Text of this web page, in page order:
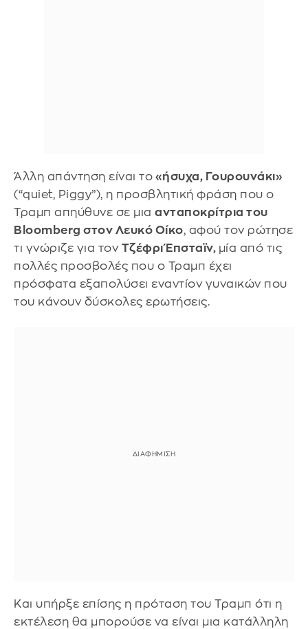
Άλλη απάντηση είναι το «ήσυχα, Γουρουνάκι»
(“quiet, Piggy”), η προσβλητική φράση που ο
Τραμπ απηύθυνε σε μια ανταποκρίτρια του
Bloomberg στον Λευκό Οίκο, αφού τον ρώτησε
τι γνώριζε για τον Τζέφρι Έπσταϊν, μία από τις
πολλές προσβολές που ο Τραμπ έχει
πρόσφατα εξαπολύσει εναντίον γυναικών που
του κάνουν δύσκολες ερωτήσεις.
Και υπήρξε επίσης η πρόταση του Τραμπ ότι η
εκτέλεση θα μπορούσε να είναι μια κατάλληλη